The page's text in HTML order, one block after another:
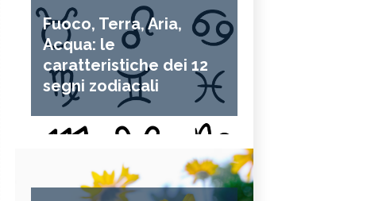
Fuoco, Terra, Aria,
Acqua: le
caratteristiche dei 12
segni zodiacali